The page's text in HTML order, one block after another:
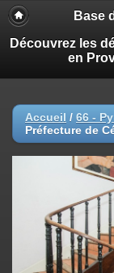
Base
Découvrez les
en
Accueil / 66 -
Préfecture de